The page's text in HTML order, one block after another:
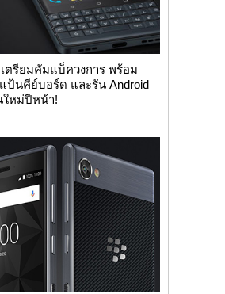
เตรียมคัมแบ็ควงการ พร้อม
ป้นคีย์บอร์ด และรัน Android
ใหม่ปีหน้า!